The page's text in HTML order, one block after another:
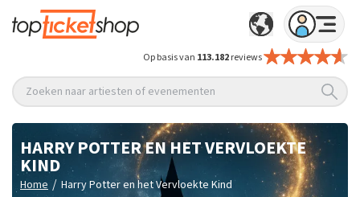
Op basis van 113.182reviews
Zoeken naar artiesten of evenementen
HARRY POTTER EN HET VERVLOEKTE
KIND
Home / Harry Potter en het Vervloekte Kind